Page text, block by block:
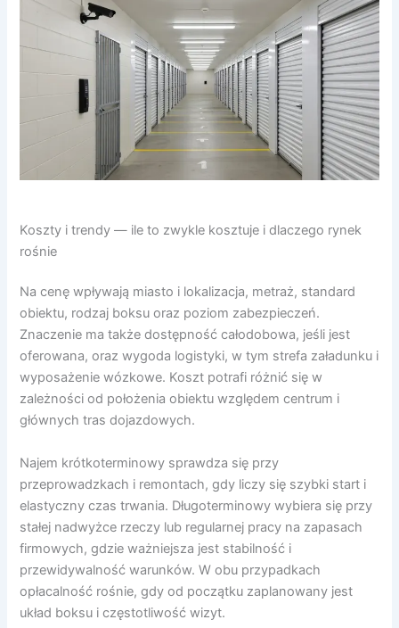
Koszty i trendy — ile to zwykle kosztuje i dlaczego rynek
rośnie
Na cenę wpływają miasto i lokalizacja, metraż, standard
obiektu, rodzaj boksu oraz poziom zabezpieczeń.
Znaczenie ma także dostępność całodobowa, jeśli jest
oferowana, oraz wygoda logistyki, w tym strefa załadunku i
wyposażenie wózkowe. Koszt potrafi różnić się w
zależności od położenia obiektu względem centrum i
głównych tras dojazdowych.
Najem krótkoterminowy sprawdza się przy
przeprowadzkach i remontach, gdy liczy się szybki start i
elastyczny czas trwania. Długoterminowy wybiera się przy
stałej nadwyżce rzeczy lub regularnej pracy na zapasach
firmowych, gdzie ważniejsza jest stabilność i
przewidywalność warunków. W obu przypadkach
opłacalność rośnie, gdy od początku zaplanowany jest
układ boksu i częstotliwość wizyt.